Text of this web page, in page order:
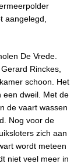
aangelegd,
De Vrede.
Rinckes,
schoon. Het
een dweil. Met de
de vaart wassen
Nog voor de
zich aan
wordt meteen
niet veel meer in